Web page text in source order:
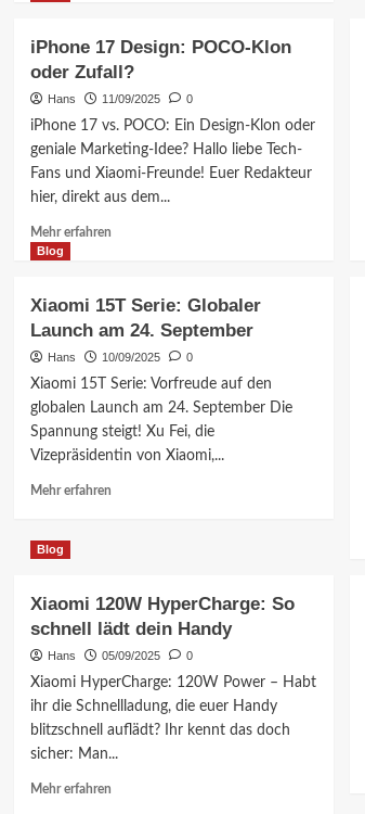
Redmi
Pad
2
Tablet
für
globales
Range-
iPhone 17 Design: POCO-Klon
oder Zufall?
Hans 11/09/2025 0
iPhone 17 vs. POCO: Ein Design-Klon oder
geniale Marketing-Idee? Hallo liebe Tech-
Fans und Xiaomi-Freunde! Euer Redakteur
hier, direkt aus dem...
Mehr erfahrenMehr
17
Design:
POCO-
Zufall?
Blog
Xiaomi 15T Serie: Globaler
Launch am 24. September
Hans 10/09/2025 0
Xiaomi 15T Serie: Vorfreude auf den
globalen Launch am 24. September Die
Spannung steigt! Xu Fei, die
Vizepräsidentin von Xiaomi,...
Mehr erfahrenMehr
Globaler
Launch
am
24.
September
Blog
Xiaomi 120W HyperCharge: So
schnell lädt dein Handy
Hans 05/09/2025 0
Xiaomi HyperCharge: 120W Power – Habt
ihr die Schnellladung, die euer Handy
blitzschnell auflädt? Ihr kennt das doch
sicher: Man...
Mehr erfahrenMehr